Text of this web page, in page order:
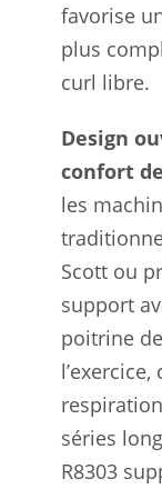
favorise
plus
curl libre.
Design
confort
les
Scott ou
support
poitrine
séries
R8303